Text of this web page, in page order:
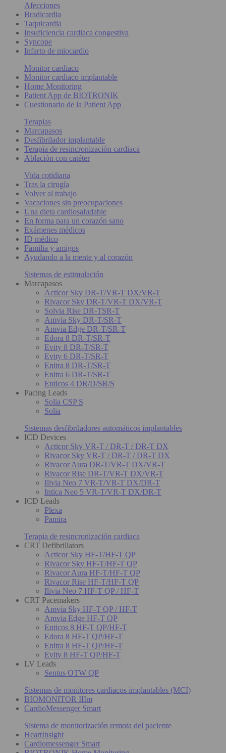
Afecciones
Bradicardia
Taquicardia
Insuficiencia cardiaca congestiva
Syncope
Infarto de miocardio
Monitor cardiaco
Monitor cardiaco implantable
Home Monitoring
Patient App de BIOTRONIK
Cuestionario de la Patient App
Terapias
Marcapasos
Desfibrilador implantable
Terapia de resincronización cardiaca
Ablación con catéter
Vida cotidiana
Tras la cirugía
Volver al trabajo
Vacaciones sin preocupaciones
Una dieta cardiosaludable
En forma para un corazón sano
Exámenes médicos
ID médico
Familia y amigos
Ayudando a la mente y al corazón
Sistemas de estimulación
Marcapasos
Acticor Sky DR-T/VR-T DX/VR-T
Rivacor Sky DR-T/VR-T DX/VR-T
Solvia Rise DR-TSR-T
Amvia Sky DR-T/SR-T
Amvia Edge DR-T/SR-T
Edora 8 DR-T/SR-T
Evity 8 DR-T/SR-T
Evity 6 DR-T/SR-T
Enitra 8 DR-T/SR-T
Enitra 6 DR-T/SR-T
Enticos 4 DR/D/SR/S
Pacing Leads
Solia CSP S
Solia
Sistemas desfibriladores automáticos implantables
ICD Devices
Acticor Sky VR-T / DR-T / DR-T DX
Rivacor Sky VR-T / DR-T / DR-T DX
Rivacor Aura DR-T/VR-T DX/VR-T
Rivacor Rise DR-T/VR-T DX/VR-T
Ilivia Neo 7 VR-T/VR-T DX/DR-T
Intica Neo 5 VR-T/VR-T DX/DR-T
ICD Leads
Plexa
Pamira
Terapia de resincronización cardiaca
CRT Defibrillators
Acticor Sky HF-T/HF-T QP
Rivacor Sky HF-T/HF-T QP
Rivacor Aura HF-T/HF-T QP
Rivacor Rise HF-T/HF-T QP
Ilivia Neo 7 HF-T QP / HF-T
CRT Pacemakers
Amvia Sky HF-T QP / HF-T
Amvia Edge HF-T QP
Enticos 8 HF-T QP/HF-T
Edora 8 HF-T QP/HF-T
Enitra 8 HF-T QP/HF-T
Evity 8 HF-T QP/HF-T
LV Leads
Sentus OTW QP
Sistemas de monitores cardiacos implantables (MCI)
BIOMONITOR IIIm
CardioMessenger Smart
Sistema de monitorización remota del paciente
HeartInsight
Cardiomessenger Smart